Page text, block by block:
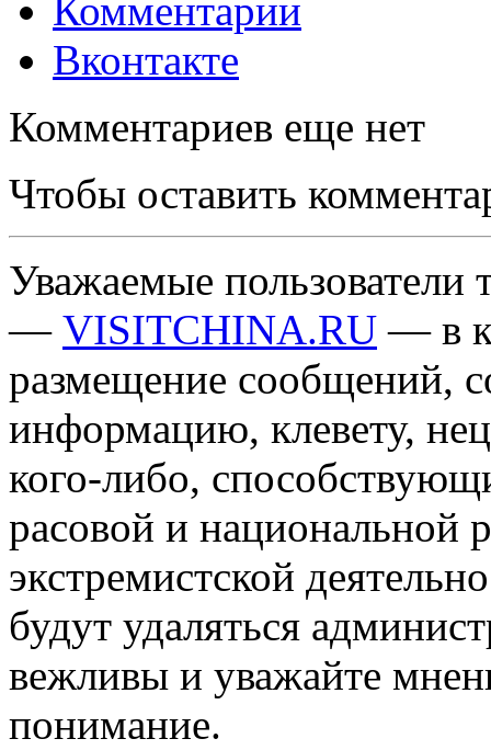
Комментарии
Вконтакте
Комментариев еще нет
Чтобы оставить
Уважаемые пользователи
— VISITCHINA.RU — в
размещение сообщений,
информацию, клевету,
кого-либо,
расовой и национальной
экстремистской
будут удаляться
вежливы и уважайте
понимание.